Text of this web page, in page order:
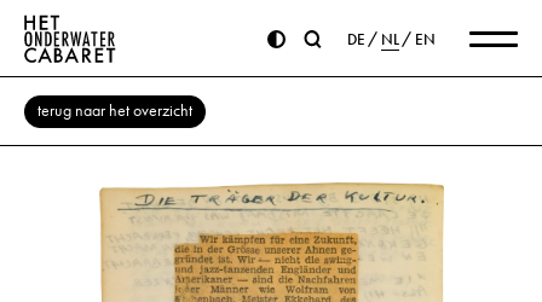
DE NL EN
terug naar het overzicht